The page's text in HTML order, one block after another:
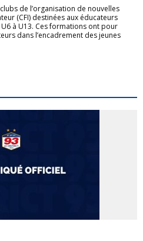
de l’organisation de nouvelles
(CFI) destinées aux éducateurs
à U13. Ces formations ont pour
dans l’encadrement des jeunes